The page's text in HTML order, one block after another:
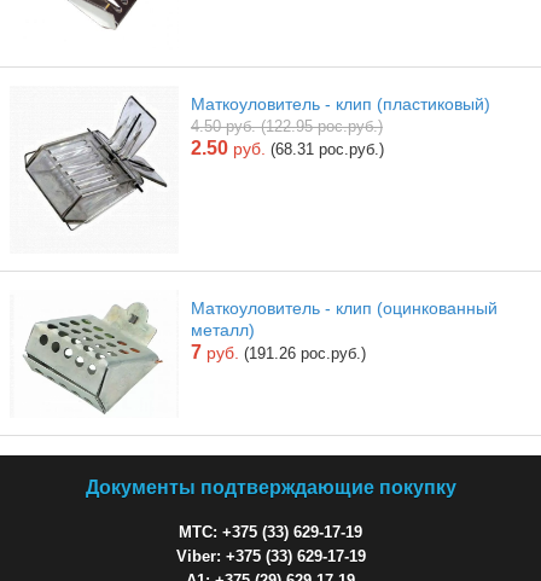
Маткоуловитель - клип (пластиковый)
4.50 руб. (122.95 рос.руб.)
2.50 руб. (68.31 рос.руб.)
Маткоуловитель - клип (оцинкованный
металл)
7 руб. (191.26 рос.руб.)
Документы подтверждающие покупку
МТС: +375 (33) 629-17-19
Viber: +375 (33) 629-17-19